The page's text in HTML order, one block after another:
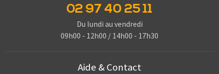
02 97 40 25 11
Du lundi au vendredi
09h00 - 12h00 / 14h00 - 17h30
Aide & Contact